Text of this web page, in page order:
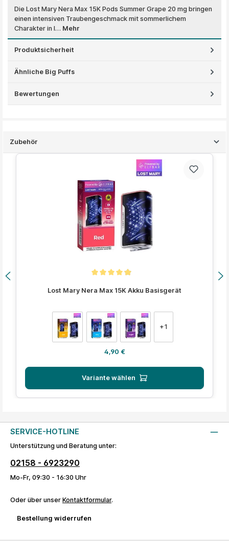
Die Lost Mary Nera Max 15K Pods Summer Grape 20 mg bringen
einen intensiven Traubengeschmack mit sommerlichem
Charakter in I… Mehr
Produktsicherheit
Ähnliche Big Puffs
Bewertungen
Zubehör
Produktgalerie überspringen
Lost Mary Nera Max 15K Akku Basisgerät
auswählen
+1
Regulärer Preis:
4,90 €
Variante wählen
SERVICE-HOTLINE
Unterstützung und Beratung unter:
02158 - 6923290
Mo-Fr, 09:30 - 16:30 Uhr
Oder über unser Kontaktformular.
Bestellung widerrufen